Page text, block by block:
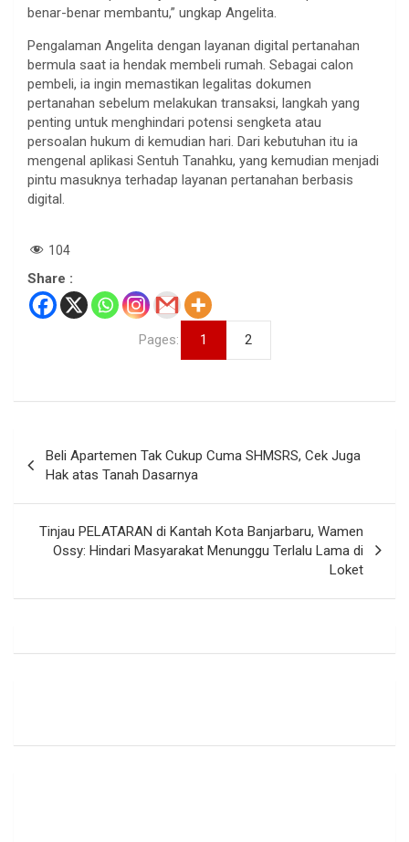
benar-benar membantu,” ungkap Angelita.
Pengalaman Angelita dengan layanan digital pertanahan
bermula saat ia hendak membeli rumah. Sebagai calon
pembeli, ia ingin memastikan legalitas dokumen
pertanahan sebelum melakukan transaksi, langkah yang
penting untuk menghindari potensi sengketa atau
persoalan hukum di kemudian hari. Dari kebutuhan itu ia
mengenal aplikasi Sentuh Tanahku, yang kemudian menjadi
pintu masuknya terhadap layanan pertanahan berbasis
digital.
104
Share :
Pages: 1 2
pos
Beli Apartemen Tak Cukup Cuma SHMSRS, Cek Juga
Hak atas Tanah Dasarnya
Tinjau PELATARAN di Kantah Kota Banjarbaru, Wamen
Ossy: Hindari Masyarakat Menunggu Terlalu Lama di
Loket